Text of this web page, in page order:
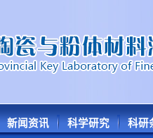
新闻资讯 科学研究 科研